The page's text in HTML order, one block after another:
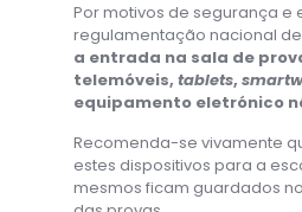
Por motivos de segurança
regulamentação nacional
a entrada na sala de
telemóveis, tablets,
equipamento eletrónico
Recomenda-se vivamente
estes dispositivos para a
mesmos ficam guardados